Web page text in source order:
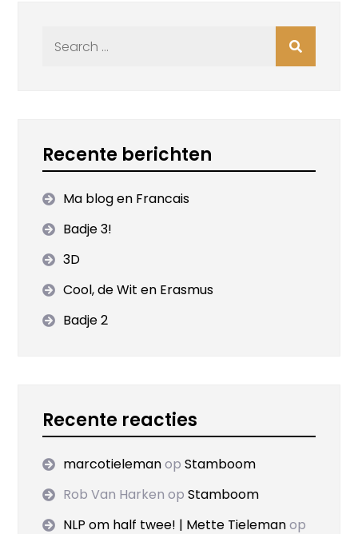
Recente berichten
Ma blog en Francais
Badje 3!
3D
Cool, de Wit en Erasmus
Badje 2
Recente reacties
marcotielemanopStamboom
Rob Van Harken opStamboom
NLP om half twee! | Mette Tielemanop